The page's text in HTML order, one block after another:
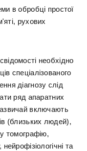
в обробці простої
рухових
необхідно
спеціалізованого
діагнозу слід
ряд апаратних
включають
(близьких людей),
томографію,
та